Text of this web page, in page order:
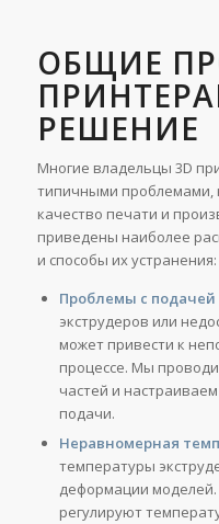
ОБЩИЕ
РЕШЕНИЕ
Многие владельцы 3D
типичными проблемами,
качество печати и
приведены наиболее
и способы их устранения:
Проблемы с
экструдеров или
может привести к
процессе. Мы
частей и
подачи.
Неравномерная
температуры
деформации
регулируют